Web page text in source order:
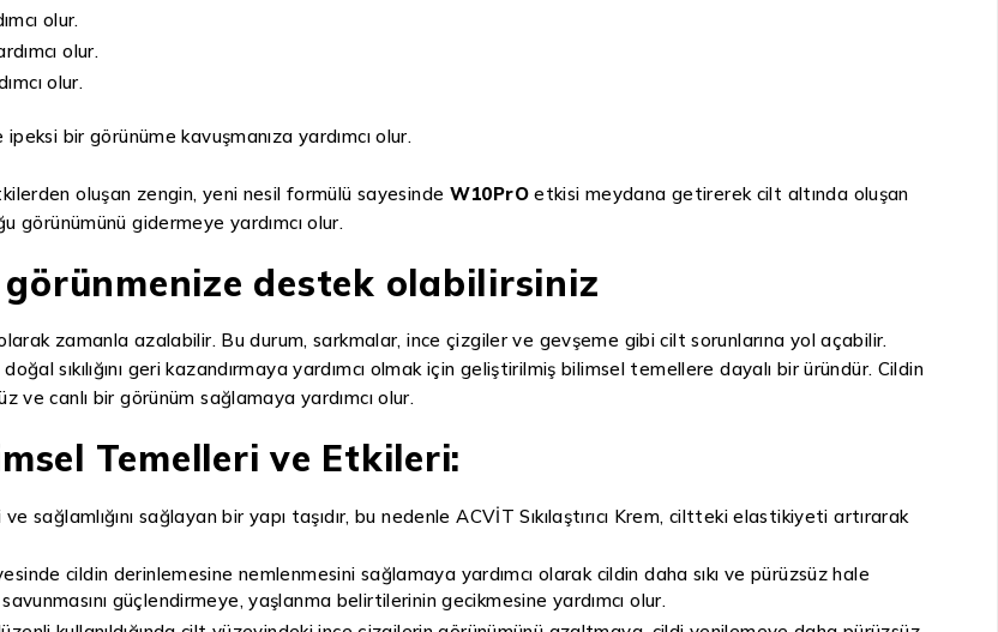
olur.
olur.
olur.
bir görünüme kavuşmanıza yardımcı olur.
oluşan zengin, yeni nesil formülü sayesinde W10PrOetkisi meydana getirerek cilt altında oluşan
görünümünü gidermeye yardımcı olur.
görünmenize destek olabilirsiniz
zamanla azalabilir. Bu durum, sarkmalar, ince çizgiler ve gevşeme gibi cilt sorunlarına yol açabilir.
sıkılığını geri kazandırmaya yardımcı olmak için geliştirilmiş bilimsel temellere dayalı bir üründür. Cildin
ve canlı bir görünüm sağlamaya yardımcı olur.
Temelleri ve Etkileri:
sağlamlığını sağlayan bir yapı taşıdır, bu nedenle ACVİT Sıkılaştırıcı Krem, ciltteki elastikiyeti artırarak
cildin derinlemesine nemlenmesini sağlamaya yardımcı olarak cildin daha sıkı ve pürüzsüz hale
güçlendirmeye, yaşlanma belirtilerinin gecikmesine yardımcı olur.